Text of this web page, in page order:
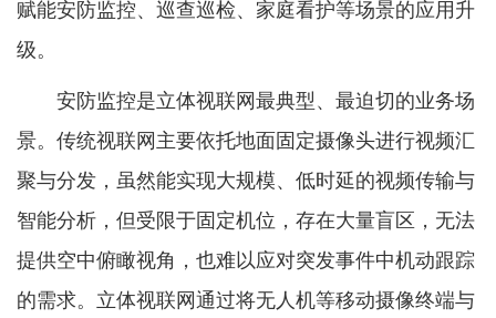
赋能安防监控、巡查巡检、家庭看护等场景的应用升
级。
安防监控是立体视联网最典型、最迫切的业务场
景。传统视联网主要依托地面固定摄像头进行视频汇
聚与分发，虽然能实现大规模、低时延的视频传输与
智能分析，但受限于固定机位，存在大量盲区，无法
提供空中俯瞰视角，也难以应对突发事件中机动跟踪
的需求。立体视联网通过将无人机等移动摄像终端与